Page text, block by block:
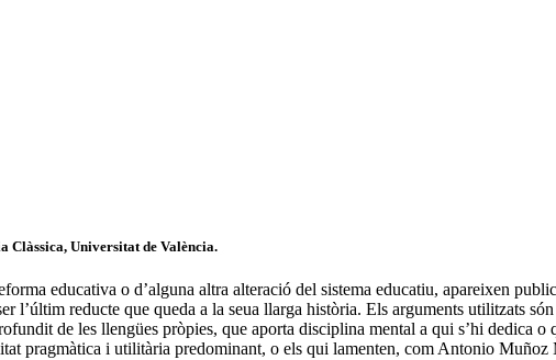
Clàssica, Universitat de València.
educativa o d’alguna altra alteració del sistema educatiu, apareixen
l’últim reducte que queda a la seua llarga història. Els arguments utilitzats
de les llengües pròpies, que aporta disciplina mental a qui s’hi dedica
pragmàtica i utilitària predominant, o els qui lamenten, com Antonio